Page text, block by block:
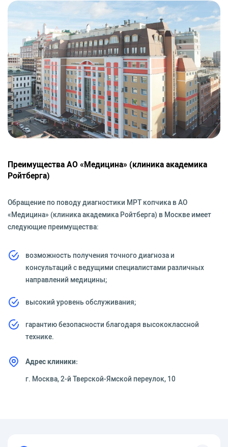
Преимущества АО «Медицина» (клиника академика
Ройтберга)
Обращение по поводу диагностики МРТ копчика в АО
«Медицина» (клиника академика Ройтберга) в Москве имеет
следующие преимущества:
возможность получения точного диагноза и
консультаций с ведущими специалистами различных
направлений медицины;
высокий уровень обслуживания;
гарантию безопасности благодаря высококлассной
технике.
Адрес клиники:
г. Москва, 2-й Тверской-Ямской переулок, 10